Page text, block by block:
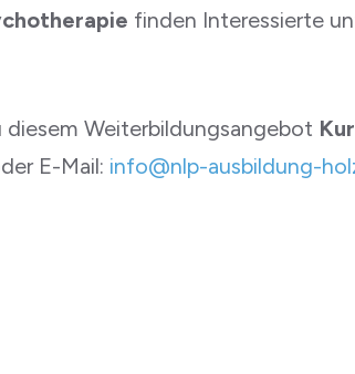
finden Interessierte
diesem Weiterbildungsangebot
E-Mail: info@nlp-ausbildung-